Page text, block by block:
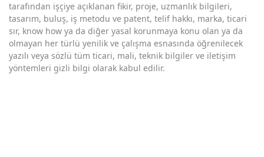
tarafından işçiye açıklanan fikir, proje, uzmanlık bilgileri,
tasarım, buluş, iş metodu ve patent, telif hakkı, marka, ticari
sır, know how ya da diğer yasal korunmaya konu olan ya da
olmayan her türlü yenilik ve çalışma esnasında öğrenilecek
yazılı veya sözlü tüm ticari, mali, teknik bilgiler ve iletişim
yöntemleri gizli bilgi olarak kabul edilir.